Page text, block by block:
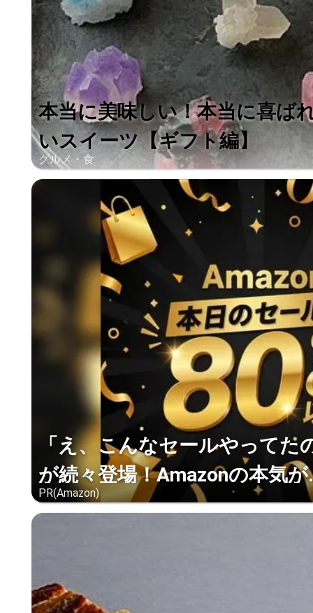
本当に美味しい！本当に喜ば
いスイーツ【ギフト編】
グルメ・食
「え、こんなセールやってた
が続々登場！Amazonの本気が
PR(Amazon)